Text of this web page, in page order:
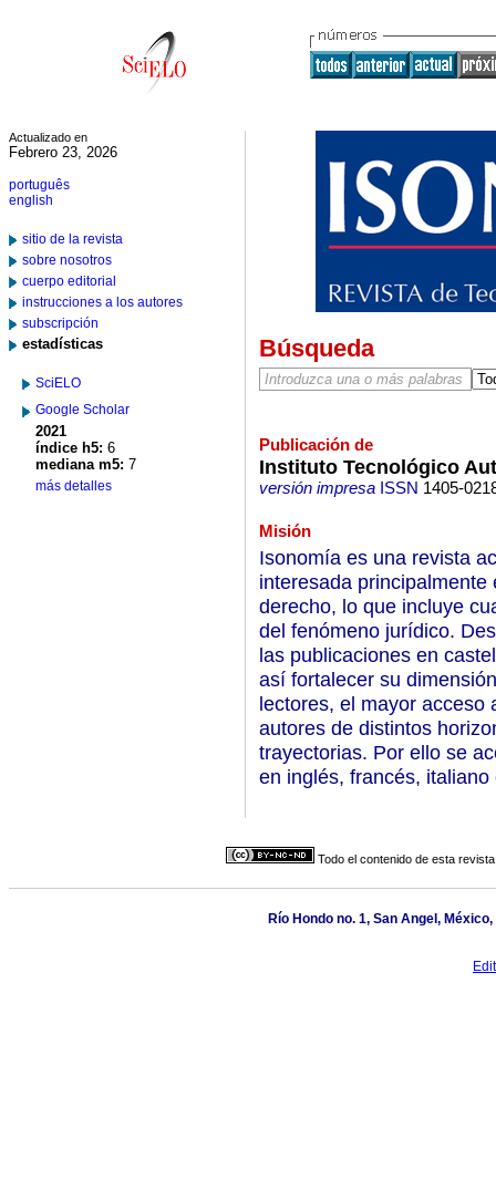
Actualizado en
Febrero 23, 2026
português
english
sitio de la revista
sobre nosotros
cuerpo editorial
instrucciones a los autores
subscripción
estadísticas
SciELO
Google Scholar
2021
índice h5: 6
mediana m5: 7
más detalles
Búsqueda
Publicación de
Instituto Tecnológico
versión impresaISSN 1405-
Misión
Isonomía es una revista
interesada
derecho, lo que incluye
del fenómeno jurídico.
las publicaciones en
así fortalecer su
lectores, el mayor acceso
autores de distintos
trayectorias. Por ello se
en inglés, francés, italiano
Todo el contenido de esta
Río Hondo no. 1, San Angel,